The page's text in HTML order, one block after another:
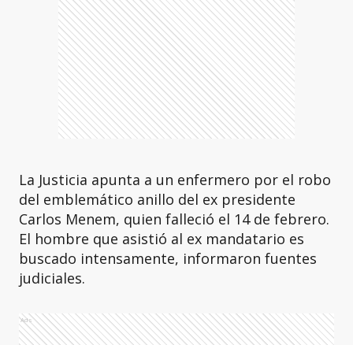
La Justicia apunta a un enfermero por el robo
del emblemático anillo del ex presidente
Carlos Menem, quien falleció el 14 de febrero.
El hombre que asistió al ex mandatario es
buscado intensamente, informaron fuentes
judiciales.
Ads